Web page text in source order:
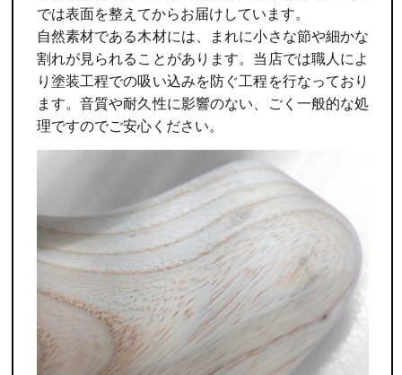
では表面を整えてからお届けしています。
自然素材である木材には、まれに小さな節や細かな
割れが見られることがあります。当店では職人によ
り塗装工程での吸い込みを防ぐ工程を行なっており
ます。音質や耐久性に影響のない、ごく一般的な処
理ですのでご安心ください。